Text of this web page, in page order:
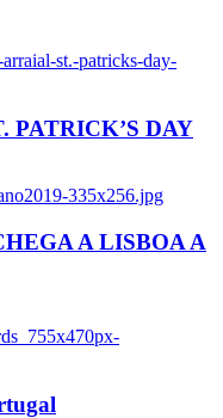
st.-patricks-day-
PATRICK’S DAY
335x256.jpg
A LISBOA A